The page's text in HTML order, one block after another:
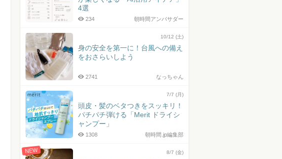
4選
朝時間アンバサダー
234
10/12 (土)
身の安全を第一に！台風への備え
をおさらいしよう
なっちゃん
2741
7/7 (月)
頭皮・髪のベタつきをスッキリ！
パチパチ弾ける「Merit ドライシ
ャンプー」
朝時間.jp編集部
1308
NEW 8/7 (金)